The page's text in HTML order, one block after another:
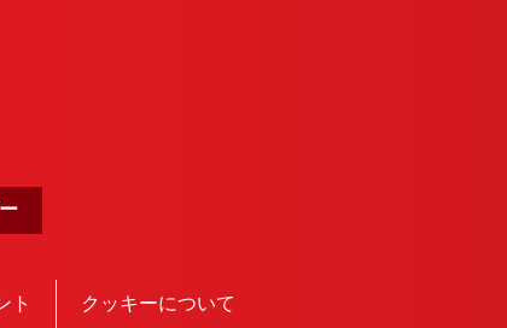
ト クッキーについて